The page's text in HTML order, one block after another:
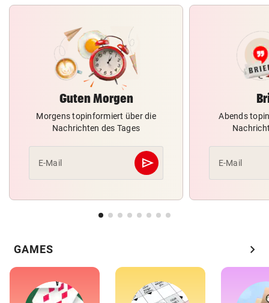
Guten Morgen
Morgens topinformiert über die
Nachrichten des Tages
E-Mail send
Abschicken
Abends
E-Mail
GAMES chevron_right